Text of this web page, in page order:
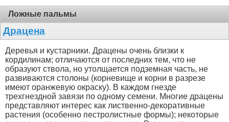
Ложные пальмы
Драцена
Деревья и кустарники. Драцены очень близки к
кордилинам; отличаются от последних тем, что не
образуют ствола, но утолщается подземная часть, не
развиваются столоны (корневище и корни в разрезе
имеют оранжевую окраску). В каждом гнезде
трехгнездной завязи по одному семени. Многие драцены
представляют интерес как лиственно-декоративные
растения (особенно пестролистные формы); некоторые